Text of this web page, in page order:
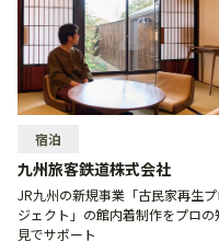
宿泊
九州旅客鉄道株式会社
JR九州の新規事業「古民家再生プ
ジェクト」の館内着制作をプロの
見でサポート